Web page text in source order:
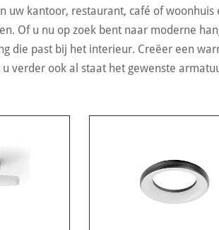
uw kantoor, restaurant, café of
Of u nu op zoek bent naar moderne
die past bij het interieur. Creëer een
verder ook al staat het gewenste